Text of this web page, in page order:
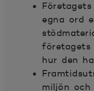
egna ord
företagets
hur den
miljön och